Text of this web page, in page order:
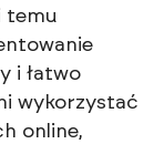
temu
i łatwo
wykorzystać
online,